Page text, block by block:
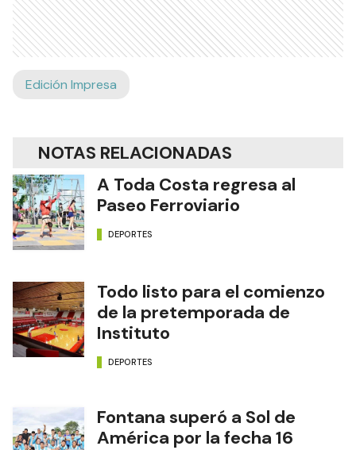
Edición Impresa
NOTAS RELACIONADAS
A Toda Costa regresa al
Paseo Ferroviario
DEPORTES
Todo listo para el comienzo
de la pretemporada de
Instituto
DEPORTES
Fontana superó a Sol de
América por la fecha 16